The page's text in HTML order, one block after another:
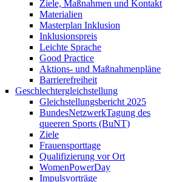
Ziele, Maßnahmen und Kontakt
Materialien
Masterplan Inklusion
Inklusionspreis
Leichte Sprache
Good Practice
Aktions- und Maßnahmenpläne
Barrierefreiheit
Geschlechtergleichstellung
Gleichstellungsbericht 2025
BundesNetzwerkTagung des
queeren Sports (BuNT)
Ziele
Frauensporttage
Qualifizierung vor Ort
WomenPowerDay
Impulsvorträge